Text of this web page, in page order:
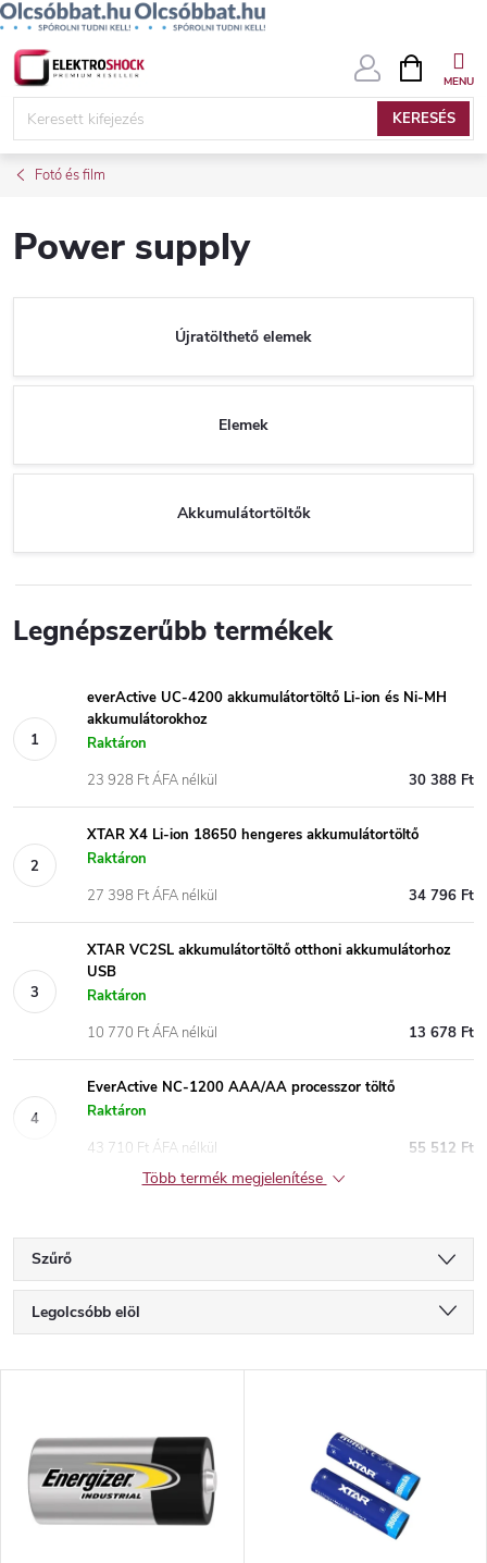
Ugrás
KERESÉS
KOSÁR
Fotó és film
Power supply
Újratölthető elemek
Elemek
Akkumulátortöltők
Legnépszerűbb termékek
everActive UC-4200 akkumulátortöltő Li-ion és Ni-MH
akkumulátorokhoz
Raktáron
30 388 Ft
23 928 Ft ÁFA nélkül
XTAR X4 Li-ion 18650 hengeres akkumulátortöltő
Raktáron
34 796 Ft
27 398 Ft ÁFA nélkül
XTAR VC2SL akkumulátortöltő otthoni akkumulátorhoz
USB
Raktáron
13 678 Ft
10 770 Ft ÁFA nélkül
EverActive NC-1200 AAA/AA processzor töltő
Raktáron
55 512 Ft
43 710 Ft ÁFA nélkül
Több termék megjelenítése
Szűrő
T
e
m
é
Legolcsóbb elöl
ABC szerint
e
r